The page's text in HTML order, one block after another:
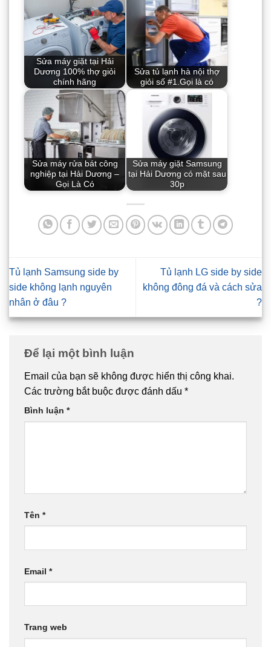
Sửa máy giặt tại Hải
Dương 100% thợ giỏi
chính hãng
Sửa tủ lạnh hà nội thợ
giỏi số #1.Gọi là có
Sửa máy rửa bát công
nghiệp tại Hải Dương –
Gọi Là Có
Sửa máy giặt Samsung
tại Hải Dương có mặt sau
30p
Tủ lạnh Samsung side by
side không lạnh nguyên
nhân ở đâu ?
Tủ lạnh LG side by side
không đông đá và cách sửa
?
Để lại một bình luận
Email của bạn sẽ không được hiển thị công khai.
Các trường bắt buộc được đánh dấu *
Bình luận *
Tên *
Email *
Trang web